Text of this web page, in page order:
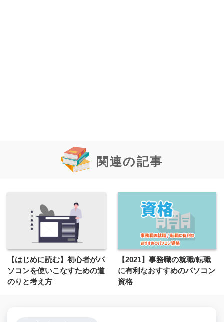
関連の記事
【はじめに読む】初心者がパ
ソコンを使いこなすための道
のりと考え方
【2021】事務職の就職/転職
に有利なおすすめのパソコン
資格